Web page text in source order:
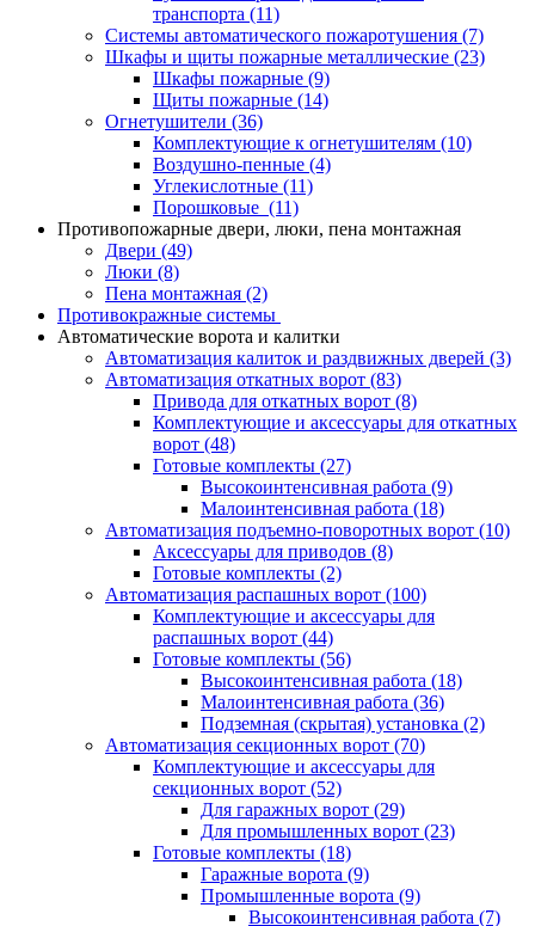
транспорта (11)
Системы автоматического пожаротушения (7)
Шкафы и щиты пожарные металлические (23)
Шкафы пожарные (9)
Щиты пожарные (14)
Огнетушители (36)
Комплектующие к огнетушителям (10)
Воздушно-пенные (4)
Углекислотные (11)
Порошковые (11)
Противопожарные двери, люки, пена монтажная
Двери (49)
Люки (8)
Пена монтажная (2)
Противокражные системы
Автоматические ворота и калитки
Автоматизация калиток и раздвижных дверей (3)
Автоматизация откатных ворот (83)
Привода для откатных ворот (8)
Комплектующие и аксессуары для откатных
ворот (48)
Готовые комплекты (27)
Высокоинтенсивная работа (9)
Малоинтенсивная работа (18)
Автоматизация подъемно-поворотных ворот (10)
Аксессуары для приводов (8)
Готовые комплекты (2)
Автоматизация распашных ворот (100)
Комплектующие и аксессуары для
распашных ворот (44)
Готовые комплекты (56)
Высокоинтенсивная работа (18)
Малоинтенсивная работа (36)
Подземная (скрытая) установка (2)
Автоматизация секционных ворот (70)
Комплектующие и аксессуары для
секционных ворот (52)
Для гаражных ворот (29)
Для промышленных ворот (23)
Готовые комплекты (18)
Гаражные ворота (9)
Промышленные ворота (9)
Высокоинтенсивная работа (7)